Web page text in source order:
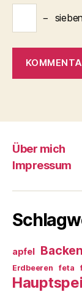
− sieben
Über mich
Impressum
apfel Backen
Erdbeeren feta